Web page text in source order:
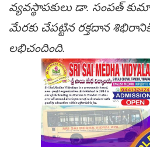
వ్యవస్థాపకులు డా. సంపత్
మేరకు చేపట్టిన రక్తదాన
లభిచందింది.